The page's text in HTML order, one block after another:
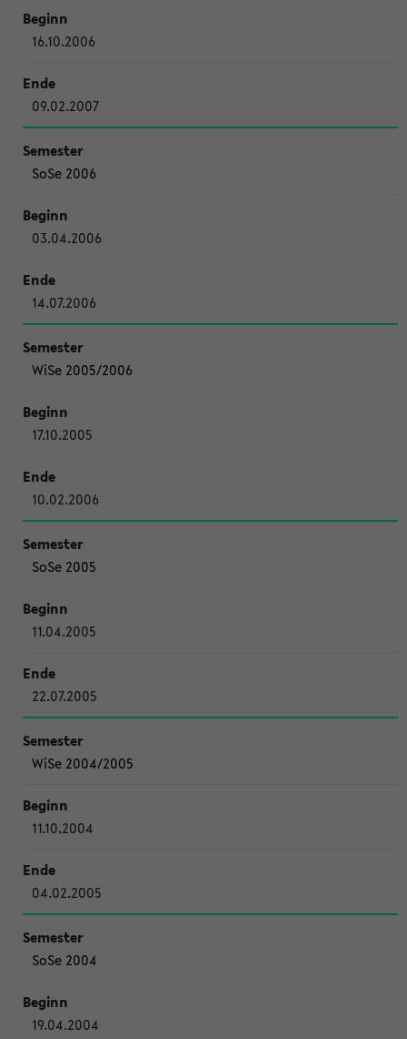
16.10.2006
09.02.2007
SoSe 2006
03.04.2006
14.07.2006
WiSe 2005/2006
17.10.2005
10.02.2006
SoSe 2005
11.04.2005
22.07.2005
WiSe 2004/2005
11.10.2004
04.02.2005
SoSe 2004
19.04.2004